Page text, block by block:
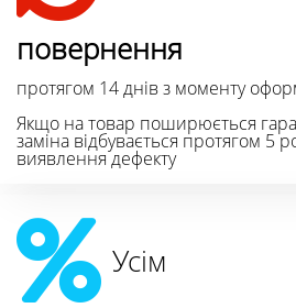
повернення
протягом 14 днів з моменту
Якщо на товар поширюється
заміна відбувається протягом 5
виявлення дефекту
Усім